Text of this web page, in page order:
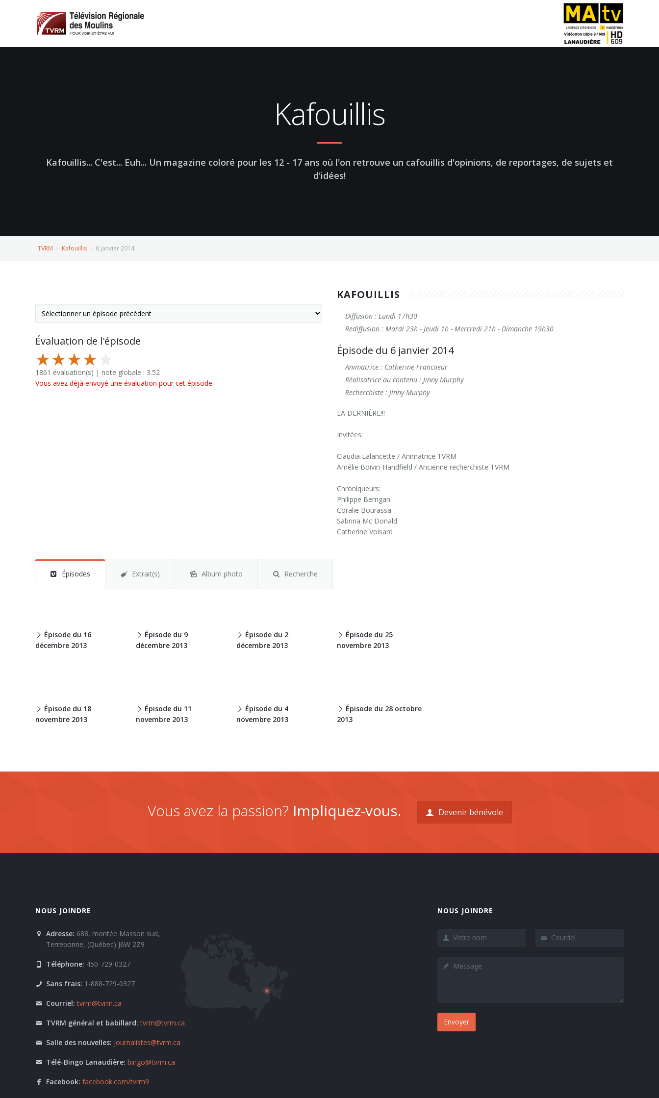
Kafouillis
Kafouillis... C'est... Euh... Un magazine coloré pour les 12 - 17 ans où l'on retrouve un cafouillis d'opinions, de reportages, de sujets et
d'idées!
TVRM Kafouillis 6 janvier 2014
Évaluation de l'épisode
1861 évaluation(s) | note globale : 3.52
Vous avez déjà envoyé une évaluation pour cet épisode.
KAFOUILLIS
Diffusion : Lundi 17h30
Rediffusion : Mardi 23h - Jeudi 1h - Mercredi 21h - Dimanche 19h30
Épisode du 6 janvier 2014
Animatrice : Catherine Francoeur
Réalisatrice au contenu : Jinny Murphy
Recherchiste : Jinny Murphy
LA DERNIÈRE!!!
Invitées:
Claudia Lalancette / Animatrice TVRM
Amélie Boivin-Handfield / Ancienne recherchiste TVRM
Chroniqueurs:
Philippe Berrigan
Coralie Bourassa
Sabrina Mc Donald
Catherine Voisard
Épisodes Extrait(s) Album photo Recherche
Épisode du 16
décembre 2013
Épisode du 9
décembre 2013
Épisode du 2
décembre 2013
Épisode du 25
novembre 2013
Épisode du 18
novembre 2013
Épisode du 11
novembre 2013
Épisode du 4
novembre 2013
Épisode du 28 octobre
2013
Vous avez la passion? Impliquez-vous. Devenir bénévole
NOUS JOINDRE
Adresse: 688, montée Masson sud,
Terrebonne, (Québec) J6W 2Z9
Téléphone: 450-729-0327
Sans frais: 1-888-729-0327
Courriel: tvrm@tvrm.ca
TVRM général et babillard: tvrm@tvrm.ca
Salle des nouvelles: journalistes@tvrm.ca
Télé-Bingo Lanaudière: bingo@tvrm.ca
Facebook: facebook.com/tvrm9
NOUS JOINDRE
Envoyer